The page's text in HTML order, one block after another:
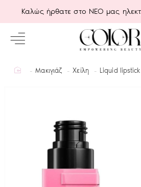
Καλώς ήρθατε στο ΝΕΟ μας
homeΜακιγιάζ Χείλη Liquid lipstick